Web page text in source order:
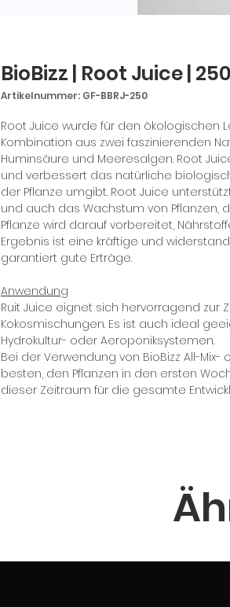
BioBizz | Root Juice |
Artikelnummer: GF-BBRJ-250
Root Juice wurde für den ökologischen
Kombination aus zwei faszinierenden
Huminsäure und Meeresalgen. Root
und verbessert das natürliche
der Pflanze umgibt. Root Juice
und auch das Wachstum von Pflanzen,
Pflanze wird darauf vorbereitet,
Ergebnis ist eine kräftige und
garantiert gute Erträge.
Anwendung
Ruit Juice eignet sich hervorragend zur
Kokosmischungen. Es ist auch ideal
Hydrokultur- oder Aeroponiksystemen.
Bei der Verwendung von BioBizz All-
besten, den Pflanzen in den ersten
dieser Zeitraum für die gesamte